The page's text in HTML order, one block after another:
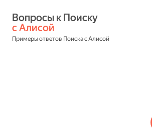
с Алисой
Примеры ответов Поиска с Алисой